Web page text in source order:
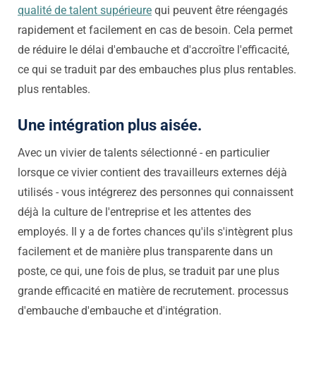
qualité de talent supérieure qui peuvent être réengagés
rapidement et facilement en cas de besoin. Cela permet
de réduire le délai d'embauche et d'accroître l'efficacité,
ce qui se traduit par des embauches plus plus rentables.
plus rentables.
Une intégration plus aisée.
Avec un vivier de talents sélectionné - en particulier
lorsque ce vivier contient des travailleurs externes déjà
utilisés - vous intégrerez des personnes qui connaissent
déjà la culture de l'entreprise et les attentes des
employés. Il y a de fortes chances qu'ils s'intègrent plus
facilement et de manière plus transparente dans un
poste, ce qui, une fois de plus, se traduit par une plus
grande efficacité en matière de recrutement. processus
d'embauche d'embauche et d'intégration.